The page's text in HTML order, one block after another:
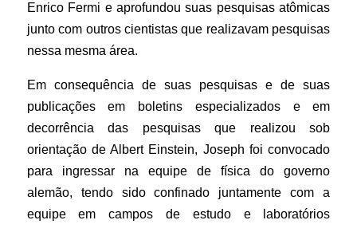
Enrico Fermi e aprofundou suas pesquisas atômicas
junto com outros cientistas que realizavam pesquisas
nessa mesma área.
Em consequência de suas pesquisas e de suas
publicações em boletins especializados e em
decorrência das pesquisas que realizou sob
orientação de Albert Einstein, Joseph foi convocado
para ingressar na equipe de física do governo
alemão, tendo sido confinado juntamente com a
equipe em campos de estudo e laboratórios